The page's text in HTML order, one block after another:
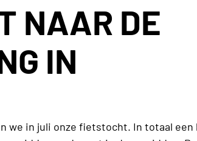
NAAR DE
IN
we in juli onze fietstocht. In totaal een